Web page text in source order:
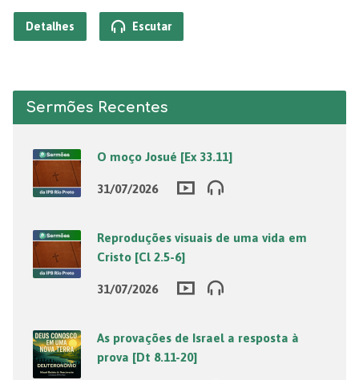
Detalhes Escutar
Sermões Recentes
O moço Josué [Ex 33.11]
31/07/2026
Reproduções visuais de uma vida em
Cristo [Cl 2.5-6]
31/07/2026
As provações de Israel a resposta à
prova [Dt 8.11-20]